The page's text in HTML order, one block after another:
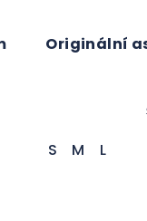
Originální
S M L